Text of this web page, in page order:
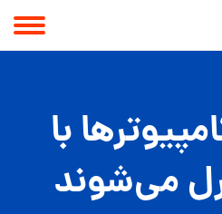
با
می‌شوند